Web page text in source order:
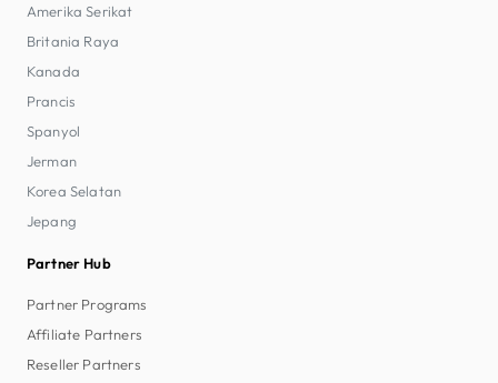
Amerika Serikat
Britania Raya
Kanada
Prancis
Spanyol
Jerman
Korea Selatan
Jepang
Partner Hub
Partner Programs
Affiliate Partners
Reseller Partners